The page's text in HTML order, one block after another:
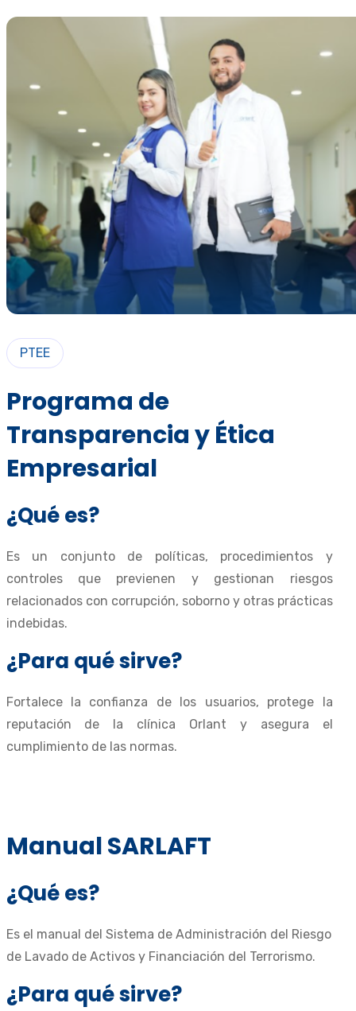
PTEE
Programa de
Transparencia y Ética
Empresarial
¿Qué es?
Es un conjunto de políticas, procedimientos y
controles que previenen y gestionan riesgos
relacionados con corrupción, soborno y otras prácticas
indebidas.
¿Para qué sirve?
Fortalece la confianza de los usuarios, protege la
reputación de la clínica Orlant y asegura el
cumplimiento de las normas.
Manual SARLAFT
¿Qué es?
Es el manual del Sistema de Administración del Riesgo
de Lavado de Activos y Financiación del Terrorismo.
¿Para qué sirve?